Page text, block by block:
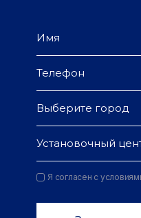
Выберите город
Установочный
Я согласен с